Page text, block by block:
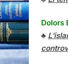
Dolors
♣